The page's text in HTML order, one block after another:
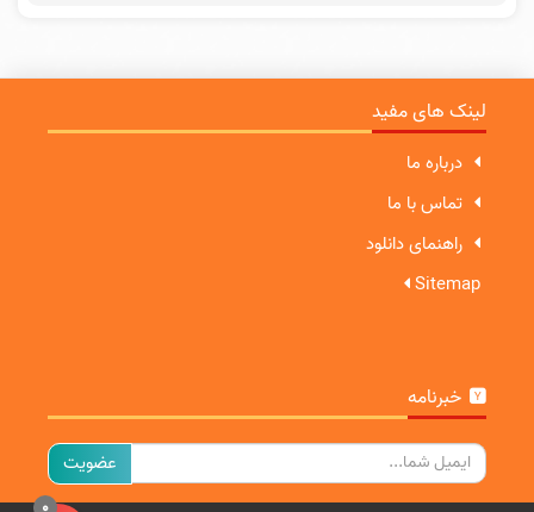
لینک های مفید
درباره ما
تماس با ما
راهنمای دانلود
Sitemap
خبرنامه
ایمیل